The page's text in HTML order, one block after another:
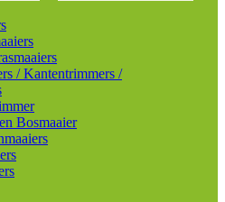
/ Kantentrimmers /
Bosmaaier